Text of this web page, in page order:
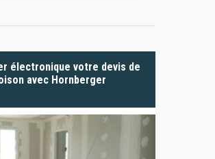
électronique votre devis de
avec Hornberger